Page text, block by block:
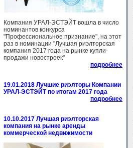
Компания УРАЛ-ЭСТЭЙТ вошла в число
номинантов конкурса
"Профессиональное признание", на этот
раз в номинации "Лучшая риэлторская
компания 2017 года на рынке купли-
продажи новостроек"
подробнее
19.01.2018 Лучшие риэлторы Компании
УРАЛ-ЭСТЭЙТ по итогам 2017 года
подробнее
10.10.2017 Лучшая риэлторская
компания на рынке аренды
коммерческой недвижимости